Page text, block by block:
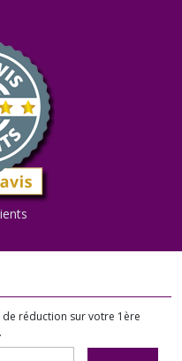
de réduction sur votre 1ère